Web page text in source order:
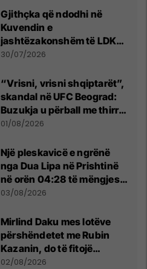
Gjithçka që ndodhi në
Kuvendin e
jashtëzakonshëm të LDK-
së
30/07/2026
“Vrisni, vrisni shqiptarët”,
skandal në UFC Beograd:
Buzukja u përball me thirrje
anti-shqiptare nga
01/08/2026
Një pleskavicë e ngrënë
nga Dua Lipa në Prishtinë
në orën 04:28 të mëngjesit
- dhe bota digjitale serbe
03/08/2026
Mirlind Daku mes lotëve
përshëndetet me Rubin
Kazanin, do të fitojë
miliona te Spartak Moska
02/08/2026